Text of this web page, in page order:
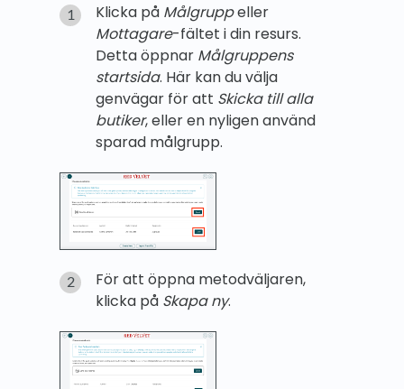
Klicka på Målgruppeller
Mottagare-fältet i din resurs.
Detta öppnar Målgruppens
startsida. Här kan du välja
genvägar för att Skicka till alla
butiker, eller en nyligen använd
sparad målgrupp.
För att öppna metodväljaren,
klicka på Skapa ny.